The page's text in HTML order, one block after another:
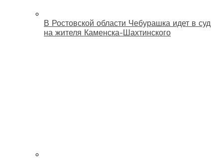
В Ростовской области Чебурашка идет в суд
на жителя Каменска-Шахтинского